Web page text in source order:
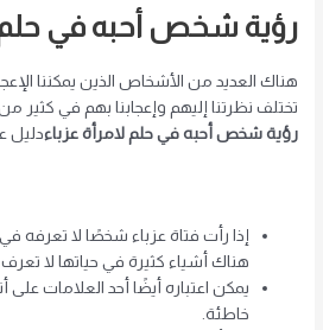
رؤية شخص أحبه في حلم
هناك العديد من الأشخاص الذين يمكننا
تختلف نظرتنا إليهم وإعجابنا بهم في كثير
رؤية شخص أحبه في حلم لامرأة عزباءدليل
إذا رأت فتاة عزباء شخصًا لا تعرفه
هناك أشياء كثيرة في حياتها لا
يمكن اعتباره أيضًا أحد العلامات
خاطئة.